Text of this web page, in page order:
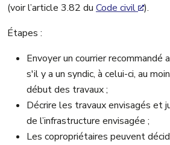
(voir l’article 3.82 du Code civil
).
Étapes :
Envoyer un courrier recommandé
s'il y a un syndic, à celui-ci, au
début des travaux ;
Décrire les travaux envisagés et
de l’infrastructure envisagée ;
Les copropriétaires peuvent